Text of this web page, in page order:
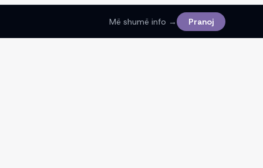
Më shumë info → Pranoj